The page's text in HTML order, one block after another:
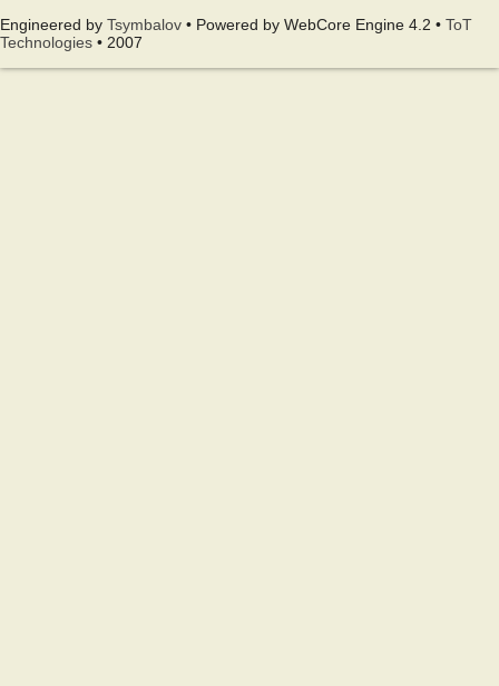
Engineered by Tsymbalov • Powered by WebCore Engine 4.2 • ToT
Technologies • 2007